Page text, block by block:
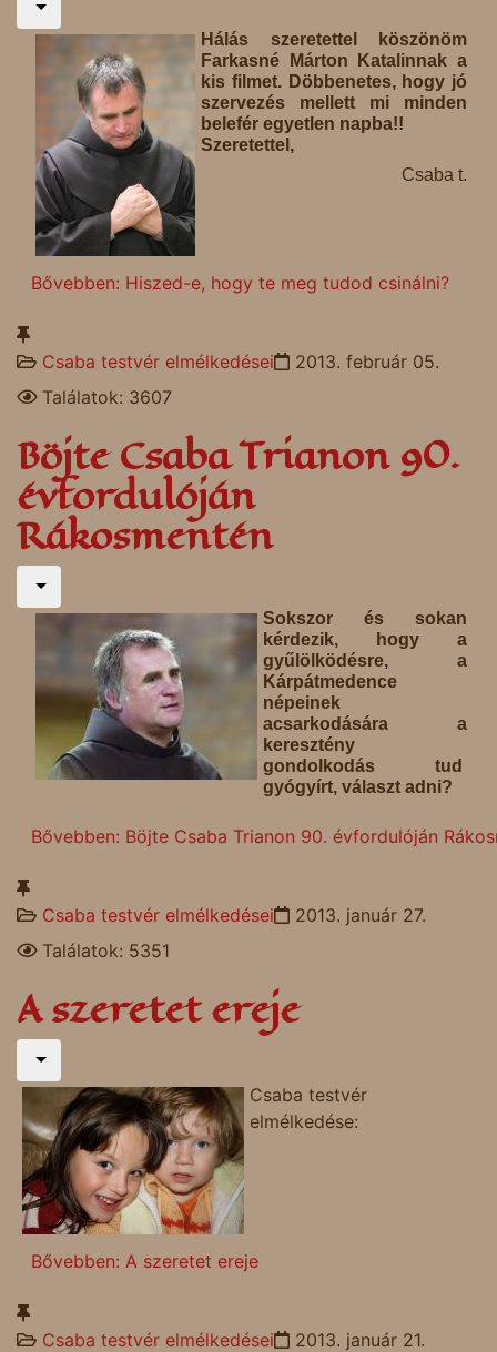
Hálás szeretettel köszönöm
Farkasné Márton Katalinnak a
kis filmet. Döbbenetes, hogy jó
szervezés mellett mi minden
belefér egyetlen napba!!
Szeretettel,
Csaba t.
Bővebben: Hiszed-e, hogy te meg tudod csinálni?
Csaba testvér elmélkedései
2013. február 05.
Találatok: 3607
Böjte Csaba Trianon 90.
évfordulóján
Rákosmentén
Sokszor és sokan
kérdezik, hogy a
gyűlölködésre, a
Kárpátmedence
népeinek
acsarkodására a
keresztény
gondolkodás tud
gyógyírt, választ adni?
Bővebben: Böjte Csaba Trianon 90. évfordulóján
Csaba testvér elmélkedései
2013. január 27.
Találatok: 5351
A szeretet ereje
Csaba testvér
elmélkedése:
Bővebben: A szeretet ereje
Csaba testvér elmélkedései
2013. január 21.